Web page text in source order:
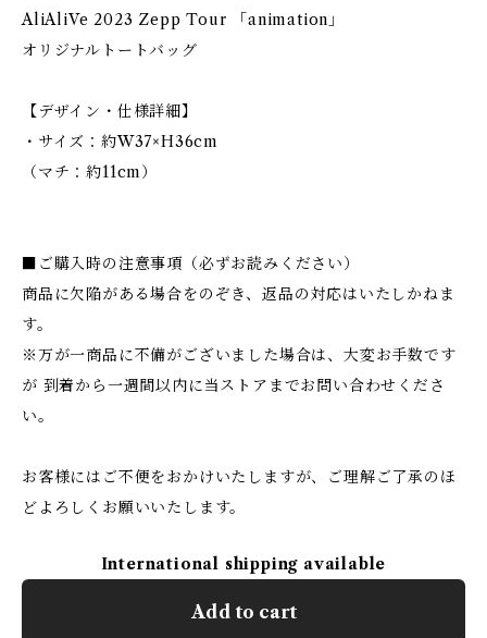
AliAliVe 2023 Zepp Tour 「animation」
オリジナルトートバッグ
【デザイン・仕様詳細】
・サイズ：約W37×H36cm
（マチ：約11cm）
■ご購入時の注意事項（必ずお読みください）
商品に欠陥がある場合をのぞき、返品の対応はいたしかねま
す。
※万が一商品に不備がございました場合は、大変お手数です
が 到着から一週間以内に当ストアまでお問い合わせくださ
い。
お客様にはご不便をおかけいたしますが、ご理解ご了承のほ
どよろしくお願いいたします。
International shipping available
Add to cart